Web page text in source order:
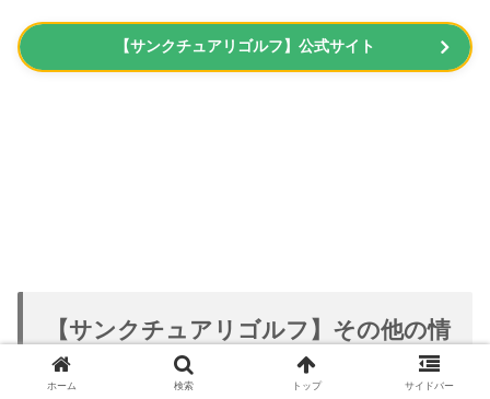
【サンクチュアリゴルフ】公式サイト
【サンクチュアリゴルフ】その他の情
ホーム 検索 トップ サイドバー